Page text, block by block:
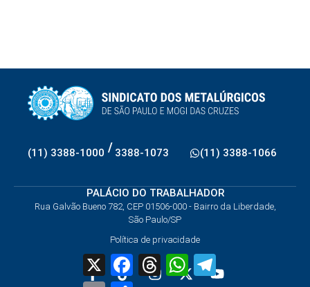
(11) 3388-1000 / 3388-1073 (11) 3388-1066
PALÁCIO DO TRABALHADOR
Rua Galvão Bueno 782, CEP 01506-000 - Bairro da Liberdade,
São Paulo/SP
Política de privacidade
X FacebookThreadsWhatsApp